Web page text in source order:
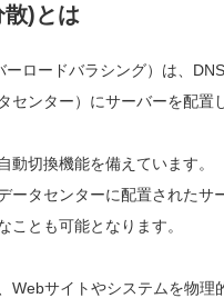
)とは
ロードバラシング）は、
センター）にサーバーを配置
動切換機能を備えています。
ータセンターに配置された
ことも可能となります。
Webサイトやシステムを物